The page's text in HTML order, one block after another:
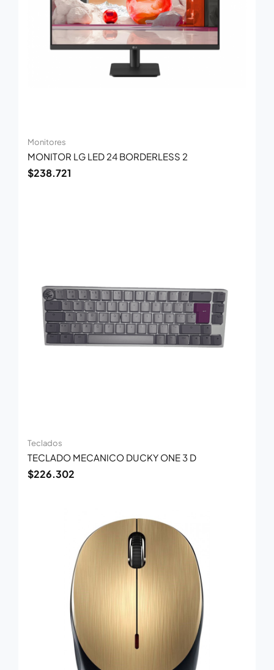
Monitores
MONITOR LG LED 24 BORDERLESS 2
$238.721
Teclados
TECLADO MECANICO DUCKY ONE 3 D
$226.302